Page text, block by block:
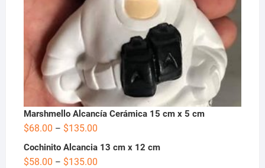
Marshmello Alcancía Cerámica 15 cm x 5 cm
$68.00 – $135.00
Cochinito Alcancia 13 cm x 12 cm
$58.00 – $135.00